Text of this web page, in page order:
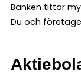
Banken tittar
Du och